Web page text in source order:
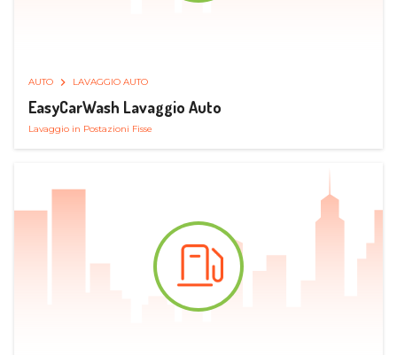
AUTO LAVAGGIO AUTO
EasyCarWash Lavaggio Auto
Lavaggio in Postazioni Fisse